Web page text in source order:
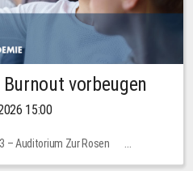
vorbeugen
15:00
– Auditorium Zur Rosen